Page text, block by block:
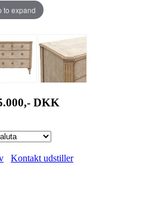
to expand
DKK
Kontakt udstiller